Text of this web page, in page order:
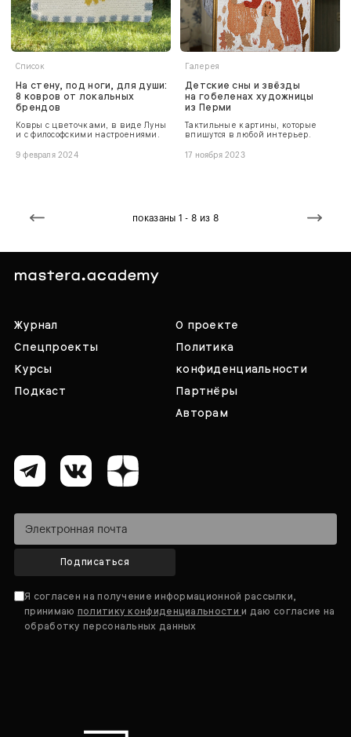
Список
На стену, под ноги, для души:
8 ковров от локальных
брендов
Ковры с цветочками, в виде Луны
и с философскими настроениями.
9 февраля 2024
Галерея
Детские сны и звёзды
на гобеленах художницы
из Перми
Тактильные картины, которые
впишутся в любой интерьер.
17 ноября 2023
показаны 1 - 8 из 8
Журнал
Спецпроекты
Курсы
Подкаст
О проекте
Политика
конфиденциальности
Партнёры
Авторам
Подписаться
Я согласен на получение информационной рассылки,
принимаю политику конфиденциальностии даю согласие на
обработку персональных данных